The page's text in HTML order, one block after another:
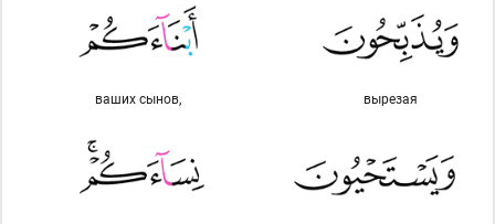
вырезая
ваших сынов,